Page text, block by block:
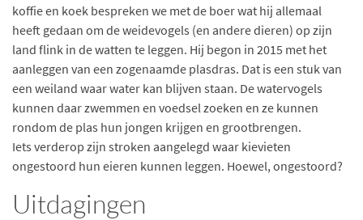
koffie en koek bespreken we met de boer wat hij allemaal
heeft gedaan om de weidevogels (en andere dieren) op zijn
land flink in de watten te leggen. Hij begon in 2015 met het
aanleggen van een zogenaamde plasdras. Dat is een stuk van
een weiland waar water kan blijven staan. De watervogels
kunnen daar zwemmen en voedsel zoeken en ze kunnen
rondom de plas hun jongen krijgen en grootbrengen.
Iets verderop zijn stroken aangelegd waar kievieten
ongestoord hun eieren kunnen leggen. Hoewel, ongestoord?
Uitdagingen